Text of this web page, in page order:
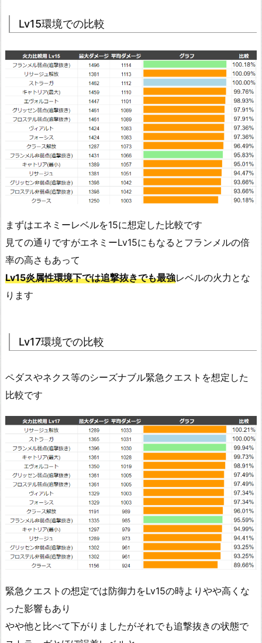
Lv15環境での比較
まずはエネミーレベルを15に想定した比較です
見ての通りですがエネミーLv15にもなるとフランメルの倍
率の高さもあって
Lv15炎属性環境下では追撃抜きでも最強レベルの火力とな
ります
Lv17環境での比較
ペダスやネクス等のシーズナブル緊急クエストを想定した
比較です
緊急クエストの想定では防御力をLv15の時よりやや高くな
った影響もあり
やや他と比べて下がりましたがそれでも追撃抜きの状態で